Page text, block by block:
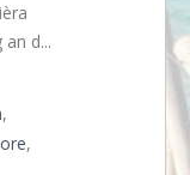
d...